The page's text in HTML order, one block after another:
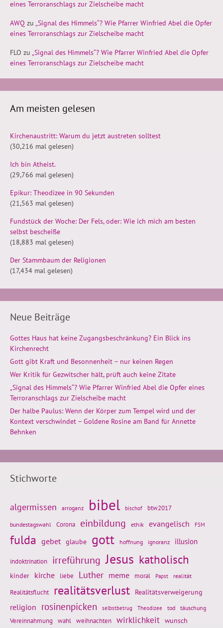
eines Terroranschlags zur Zielscheibe macht
AWQ zu „Signal des Himmels“? Wie Pfarrer Winfried Abel die Opfer
eines Terroranschlags zur Zielscheibe macht
FLO zu „Signal des Himmels“? Wie Pfarrer Winfried Abel die Opfer
eines Terroranschlags zur Zielscheibe macht
Am meisten gelesen
Kirchenaustritt: Warum du jetzt austreten solltest
(30,216 mal gelesen)
Ich bin Atheist.
(29,766 mal gelesen)
Epikur: Theodizee in 90 Sekunden
(21,563 mal gelesen)
Fundstück der Woche: Der Fels, oder: Wie ich mich am besten
selbst bescheiße
(18,883 mal gelesen)
Der Stammbaum der Religionen
(17,434 mal gelesen)
Neue Beiträge
Gottes Haus hat keine Zugangsbeschränkung? Ein Blick ins
Kirchenrecht
Gott gibt Kraft und Besonnenheit – nur keinen Regen
Wer Kritik für Gezwitscher hält, prüft auch keine Zitate
„Signal des Himmels“? Wie Pfarrer Winfried Abel die Opfer eines
Terroranschlags zur Zielscheibe macht
Der halbe Paulus: Wenn der Körper zum Tempel wird und der
Kontext verschwindet – Goldene Rosine am Band für Annette
Behnken
Stichworte
algermissen arroganz bibel bischof btw2017
bundestagswahl Corona einbildung ethik evangelisch FSM
fulda gebet glaube gott hoffnung ignoranz illusion
indoktrination irreführung Jesus katholisch
kinder kirche liebe Luther meme moral Papst realität
Realitätsflucht realitätsverlust Realitätsverweigerung
religion rosinenpicken selbstbetrug Theodizee tod täuschung
Vereinnahmung wahl weihnachten wirklichkeit wunsch